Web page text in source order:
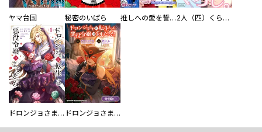
ヤマ台国 秘密のいばら 推しへの愛を誓いますか？～アラサー女子、推しは逃げぬが人生逃げる～ 2人（匹）くらし。
ドロンジョさまは転生しても悪役令嬢のままだった ドロンジョさまは転生しても悪役令嬢のままだった【分冊版】